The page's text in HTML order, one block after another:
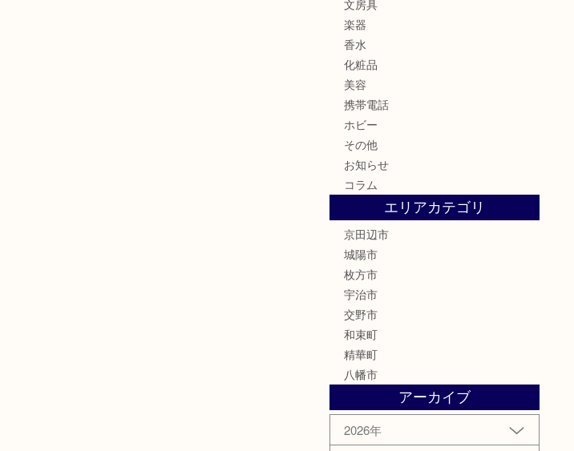
文房具
楽器
香水
化粧品
美容
携帯電話
ホビー
その他
お知らせ
コラム
エリアカテゴリ
京田辺市
城陽市
枚方市
宇治市
交野市
和束町
精華町
八幡市
アーカイブ
2026年